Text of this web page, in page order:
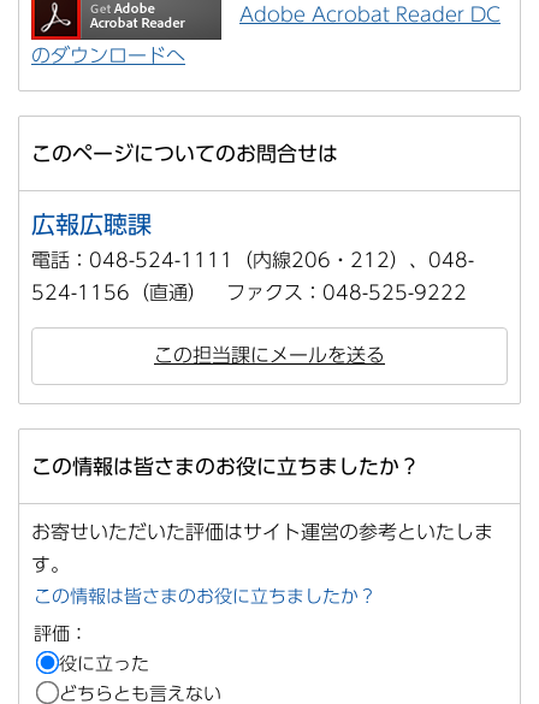
Adobe Acrobat Reader DC
のダウンロードへ
このページについてのお問合せは
広報広聴課
電話：048-524-1111（内線206・212）、048-
524-1156（直通） ファクス：048-525-9222
この担当課にメールを送る
この情報は皆さまのお役に立ちましたか？
お寄せいただいた評価はサイト運営の参考といたしま
す。
この情報は皆さまのお役に立ちましたか？
評価：
役に立った
どちらとも言えない